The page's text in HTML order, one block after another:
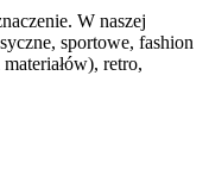
W naszej
sportowe, fashion
retro,